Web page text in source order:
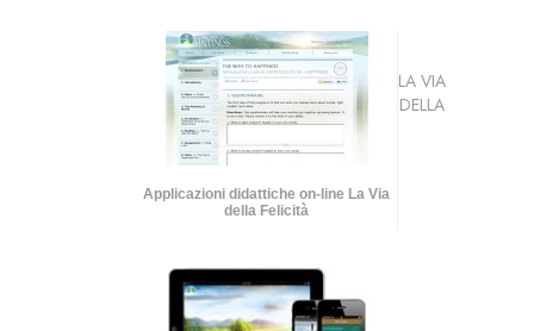
Applicazioni didattiche on-line La Via
della Felicità
LA VIA
DELLA